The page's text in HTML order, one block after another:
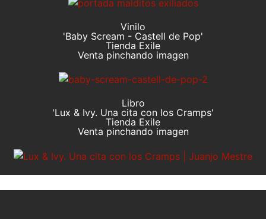
Vinilo
'Baby Scream - Castell de Pop'
Tienda Exile
Venta pinchando imagen
Libro
'Lux & Ivy. Una cita con los Cramps'
Tienda Exile
Venta pinchando imagen